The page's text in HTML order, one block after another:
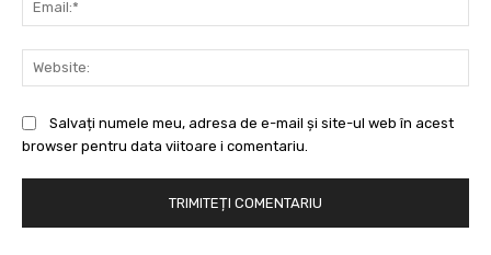
Salvați numele meu, adresa de e-mail și site-ul web în acest
browser pentru data viitoare i comentariu.